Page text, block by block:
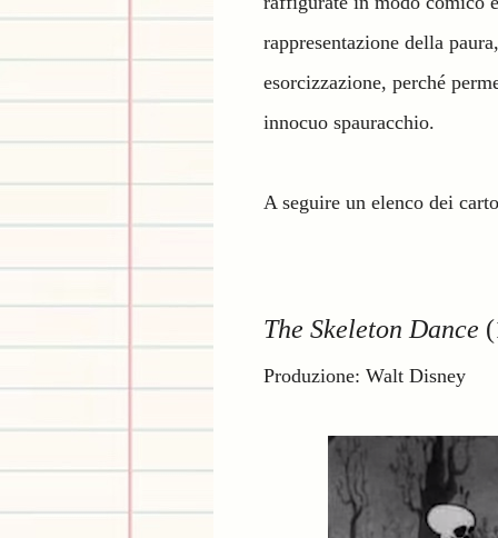
rappresentazione della
esorcizzazione, perché
innocuo spauracchio.
A seguire un elenco dei
The Skeleton Dance
Produzione: Walt Disney